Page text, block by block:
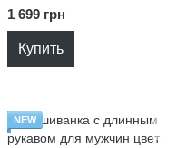
1 699 грн
Купить
NEW